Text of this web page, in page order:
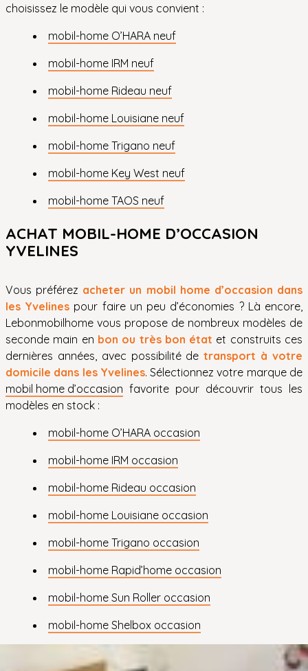
choisissez le modèle qui vous convient :
mobil-home O’HARA neuf
mobil-home IRM neuf
mobil-home Rideau neuf
mobil-home Louisiane neuf
mobil-home Trigano neuf
mobil-home Key West neuf
mobil-home TAOS neuf
ACHAT MOBIL-HOME D’OCCASION
YVELINES
Vous préférez acheter un mobil home d’occasion dans
les Yvelines pour faire un peu d’économies ? Là encore,
Lebonmobilhome vous propose de nombreux modèles de
seconde main en bon ou très bon état et construits ces
dernières années, avec possibilité detransport à votre
domicile dans les Yvelines. Sélectionnez votre marque de
mobil home d’occasion favorite pour découvrir tous les
modèles en stock :
mobil-home O’HARA occasion
mobil-home IRM occasion
mobil-home Rideau occasion
mobil-home Louisiane occasion
mobil-home Trigano occasion
mobil-home Rapid’home occasion
mobil-home Sun Roller occasion
mobil-home Shelbox occasion